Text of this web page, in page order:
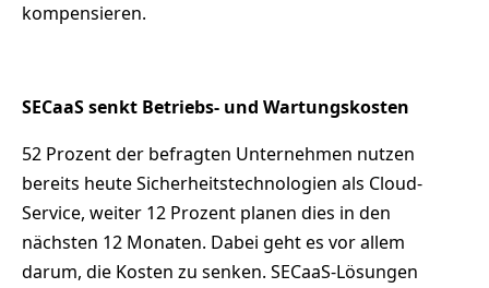
kompensieren.
SECaaS senkt Betriebs- und Wartungskosten
52 Prozent der befragten Unternehmen nutzen
bereits heute Sicherheitstechnologien als Cloud-
Service, weiter 12 Prozent planen dies in den
nächsten 12 Monaten. Dabei geht es vor allem
darum, die Kosten zu senken. SECaaS-Lösungen